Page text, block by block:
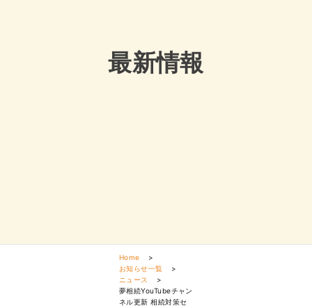
最新情報
Home
>
お知らせ一覧
>
ニュース
>
夢相続YouTubeチャン
ネル更新 相続対策セ